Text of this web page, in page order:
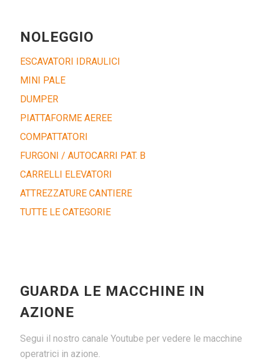
NOLEGGIO
ESCAVATORI IDRAULICI
MINI PALE
DUMPER
PIATTAFORME AEREE
COMPATTATORI
FURGONI / AUTOCARRI PAT. B
CARRELLI ELEVATORI
ATTREZZATURE CANTIERE
TUTTE LE CATEGORIE
GUARDA LE MACCHINE IN
AZIONE
Segui il nostro canale Youtube per vedere le macchine
operatrici in azione.